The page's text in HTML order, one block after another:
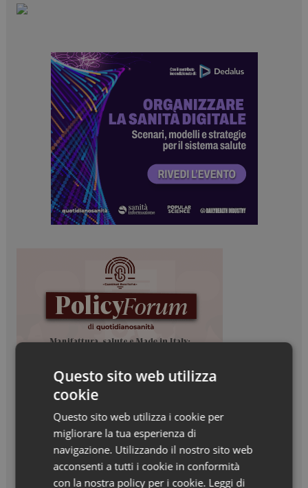
Questo sito web utilizza
cookie
Questo sito web utilizza i cookie per
migliorare la tua esperienza di
navigazione. Utilizzando il nostro sito web
acconsenti a tutti i cookie in conformità
con la nostra policy per i cookie. Leggi di